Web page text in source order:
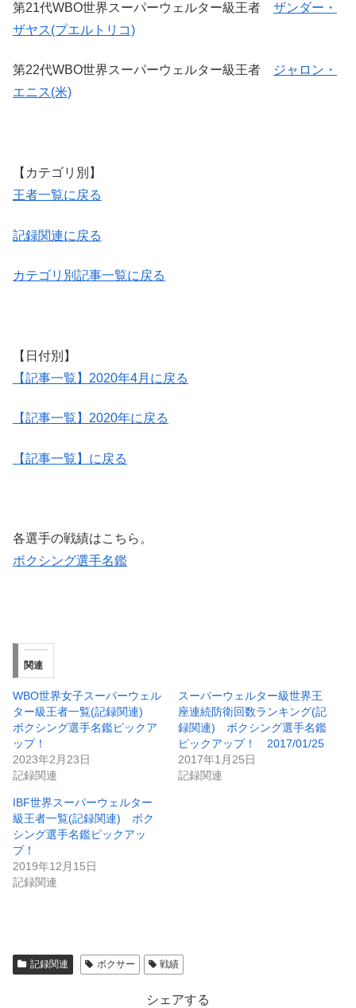
第21代WBO世界スーパーウェルター級王者 ザンダー・
ザヤス(プエルトリコ)
第22代WBO世界スーパーウェルター級王者
ジャロン・
エニス(米)
【カテゴリ別】
王者一覧に戻る
記録関連に戻る
カテゴリ別記事一覧に戻る
【日付別】
【記事一覧】2020年4月に戻る
【記事一覧】2020年に戻る
【記事一覧】に戻る
各選手の戦績はこちら。
ボクシング選手名鑑
関連
WBO世界女子スーパーウェル
ター級王者一覧(記録関連)
ボクシング選手名鑑ピックア
ップ！
2023年2月23日
記録関連
スーパーウェルター級世界王
座連続防衛回数ランキング(記
録関連) ボクシング選手名鑑
ピックアップ！ 2017/01/25
2017年1月25日
記録関連
IBF世界スーパーウェルター
級王者一覧(記録関連) ボク
シング選手名鑑ピックアッ
プ！
2019年12月15日
記録関連
記録関連 ボクサー 戦績
シェアする